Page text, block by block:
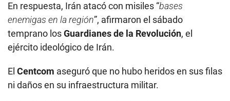
En respuesta, Irán atacó con misiles “bases
enemigas en la región”, afirmaron el sábado
temprano losGuardianes de la Revolución, el
ejército ideológico de Irán.
El Centcom aseguró que no hubo heridos en sus filas
ni daños en su infraestructura militar.